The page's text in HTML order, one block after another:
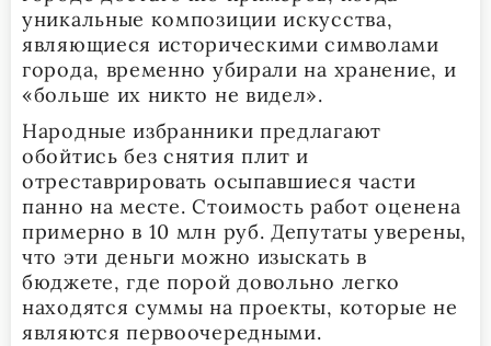
уникальные композиции искусства,
являющиеся историческими символами
города, временно убирали на хранение, и
«больше их никто не видел».
Народные избранники предлагают
обойтись без снятия плит и
отреставрировать осыпавшиеся части
панно на месте. Стоимость работ оценена
примерно в 10 млн руб. Депутаты уверены,
что эти деньги можно изыскать в
бюджете, где порой довольно легко
находятся суммы на проекты, которые не
являются первоочередными.